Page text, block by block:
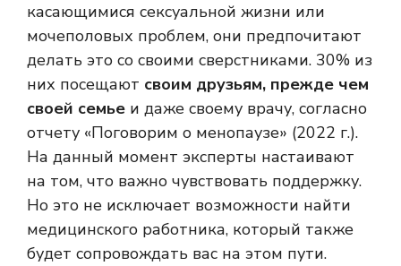
касающимися сексуальной жизни или
мочеполовых проблем, они предпочитают
делать это со своими сверстниками. 30% из
них посещают своим друзьям, прежде чем
своей семье и даже своему врачу, согласно
отчету «Поговорим о менопаузе» (2022 г.).
На данный момент эксперты настаивают
на том, что важно чувствовать поддержку.
Но это не исключает возможности найти
медицинского работника, который также
будет сопровождать вас на этом пути.